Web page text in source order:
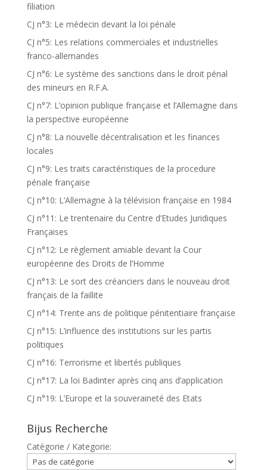
filiation
CJ n°3: Le médecin devant la loi pénale
CJ n°5: Les relations commerciales et industrielles
franco-allemandes
CJ n°6: Le système des sanctions dans le droit pénal
des mineurs en R.F.A.
CJ n°7: L’opinion publique française et l’Allemagne dans
la perspective européenne
CJ n°8: La nouvelle décentralisation et les finances
locales
CJ n°9: Les traits caractéristiques de la procedure
pénale française
CJ n°10: L’Allemagne à la télévision française en 1984
CJ n°11: Le trentenaire du Centre d’Etudes Juridiques
Françaises
CJ n°12: Le règlement amiable devant la Cour
européenne des Droits de l’Homme
CJ n°13: Le sort des créanciers dans le nouveau droit
français de la faillite
CJ n°14: Trente ans de politique pénitentiaire française
CJ n°15: L’influence des institutions sur les partis
politiques
CJ n°16: Terrorisme et libertés publiques
CJ n°17: La loi Badinter après cinq ans d’application
CJ n°19: L’Europe et la souveraineté des Etats
Bijus Recherche
Catègorie / Kategorie: